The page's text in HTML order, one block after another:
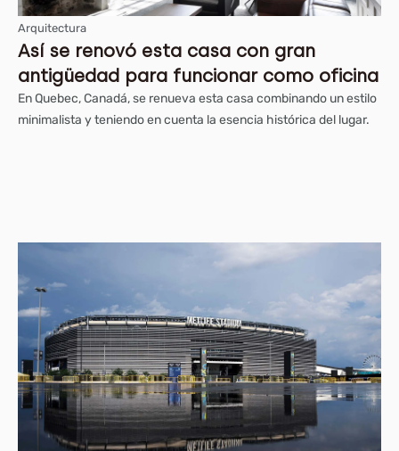
Arquitectura
Así se renovó esta casa con gran
antigüedad para funcionar como oficina
En Quebec, Canadá, se renueva esta casa combinando un estilo
minimalista y teniendo en cuenta la esencia histórica del lugar.